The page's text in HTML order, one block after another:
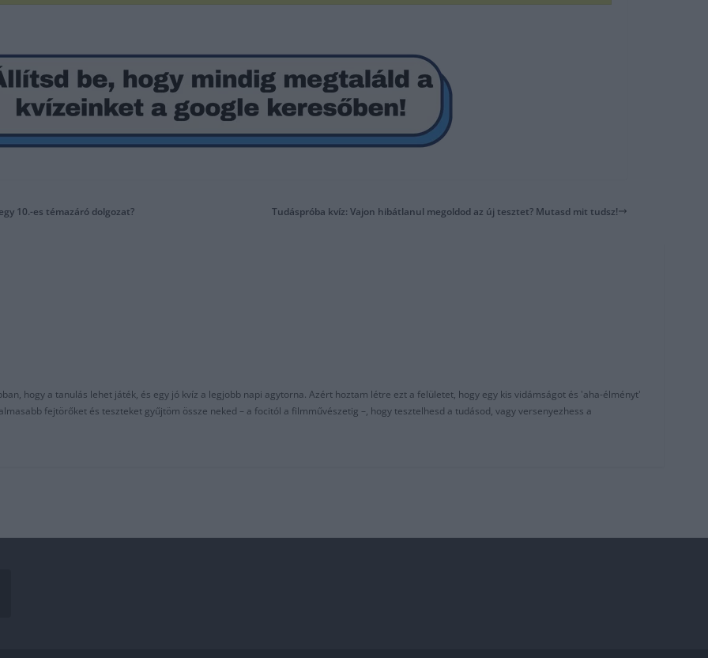
10.-es témazáró dolgozat? Tudáspróba kvíz: Vajon hibátlanul megoldod az új tesztet? Mutasd mit tudsz!
hogy a tanulás lehet játék, és egy jó kvíz a legjobb napi agytorna. Azért hoztam létre ezt a felületet, hogy egy kis vidámságot és 'aha-élményt'
fejtörőket és teszteket gyűjtöm össze neked – a focitól a filmművészetig –, hogy tesztelhesd a tudásod, vagy versenyezhess a